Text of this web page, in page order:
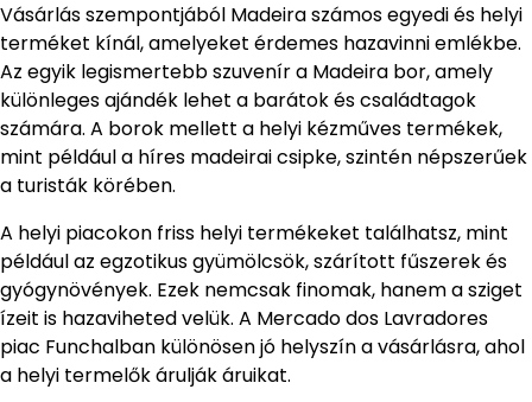
Vásárlás szempontjából Madeira számos egyedi és helyi
terméket kínál, amelyeket érdemes hazavinni emlékbe.
Az egyik legismertebb szuvenír a Madeira bor, amely
különleges ajándék lehet a barátok és családtagok
számára. A borok mellett a helyi kézműves termékek,
mint például a híres madeirai csipke, szintén népszerűek
a turisták körében.
A helyi piacokon friss helyi termékeket találhatsz, mint
például az egzotikus gyümölcsök, szárított fűszerek és
gyógynövények. Ezek nemcsak finomak, hanem a sziget
ízeit is hazaviheted velük. A Mercado dos Lavradores
piac Funchalban különösen jó helyszín a vásárlásra, ahol
a helyi termelők árulják áruikat.